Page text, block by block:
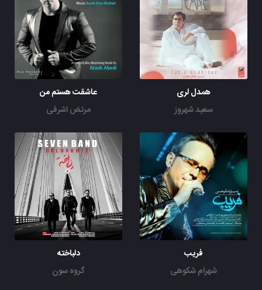
همدل لری
سعید شهروز
عاشقت هستم من
مرتض اشرفی
فریب
شهرام شکوهی
دلباخته
گروه سون